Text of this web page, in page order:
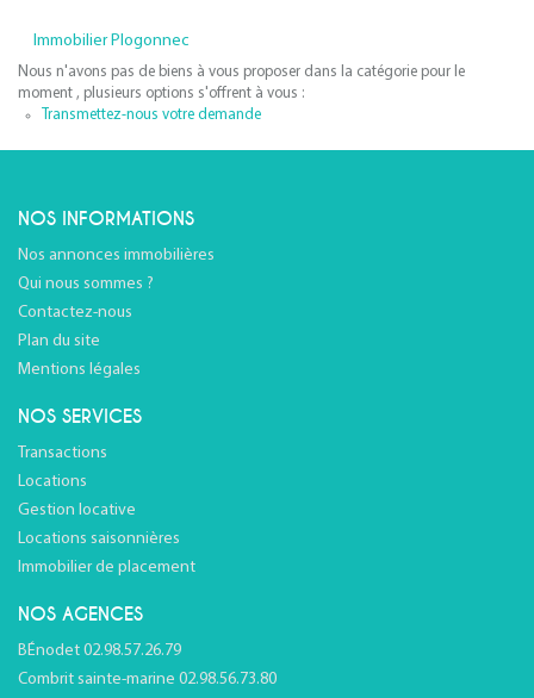
Immobilier Plogonnec
Nous n'avons pas de biens à vous proposer dans la catégorie pour le
moment , plusieurs options s'offrent à vous :
Transmettez-nous votre demande
NOS INFORMATIONS
Nos annonces immobilières
Qui nous sommes ?
Contactez-nous
Plan du site
Mentions légales
NOS SERVICES
Transactions
Locations
Gestion locative
Locations saisonnières
Immobilier de placement
NOS AGENCES
BÉnodet 02.98.57.26.79
Combrit sainte-marine 02.98.56.73.80